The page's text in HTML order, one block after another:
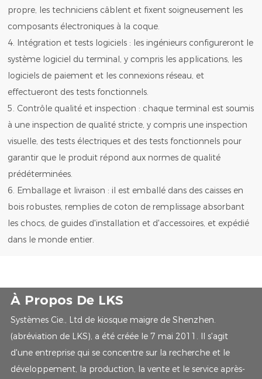
propre, les techniciens câblent et fixent soigneusement les
composants électroniques à la coque.
4. Intégration et tests logiciels : les ingénieurs configureront le
système logiciel du terminal, y compris les applications, les
logiciels de paiement et les connexions réseau, et
effectueront des tests fonctionnels.
5. Contrôle qualité et inspection : chaque terminal est soumis
à une inspection de qualité stricte, y compris une inspection
visuelle, des tests électriques et des tests fonctionnels pour
garantir que le produit répond aux normes de qualité
prédéterminées.
6. Emballage et livraison : il est emballé dans des caisses en
bois robustes, remplies de coton de remplissage absorbant
les chocs, de guides d'installation et d'accessoires, et expédié
dans le monde entier.
À Propos De LKS
Systèmes Cie., Ltd de kiosque maigre de Shenzhen.
(abréviation de LKS), a été créée le 7 mai 2011. Il s'agit
d'une entreprise qui se concentre sur la recherche et le
développement, la production, la vente et le service après-